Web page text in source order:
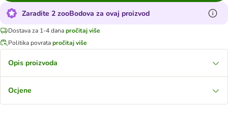
Zaradite 2 zooBodova za ovaj proizvod
Dostava za 1-4 danapročitaj više
Politika povratapročitaj više
Opis proizvoda
Ocjene